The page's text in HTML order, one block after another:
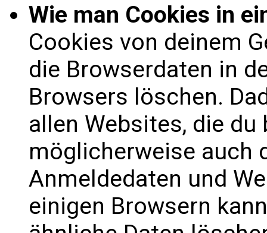
Wie man Cookies in
Cookies von deinem
die Browserdaten in
Browsers löschen.
allen Websites, die
möglicherweise auch
Anmeldedaten und
einigen Browsern